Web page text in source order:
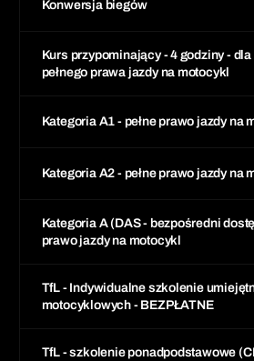
Konwersja biegów
Kurs przypominający - 4 godziny -
pełnego prawa jazdy na motocykl
Kategoria A1 - pełne prawo jazdy na
Kategoria A2 - pełne prawo jazdy na
Kategoria A (DAS - bezpośredni
prawo jazdy na motocykl
TfL - Indywidualne szkolenie
motocyklowych - BEZPŁATNE
TfL - szkolenie ponadpodstawowe